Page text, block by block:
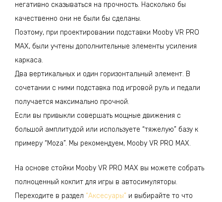
негативно сказываться на прочность. Насколько бы
качественно они не были бы сделаны.
Поэтому, при проектировании подставки Mooby VR PRO
MAX, были учтены дополнительные элементы усиления
каркаса.
Два вертикальных и один горизонтальный элемент. В
сочетании с ними подставка под игровой руль и педали
получается максимально прочной.
Если вы привыкли совершать мощные движения с
большой амплитудой или используете “тяжелую” базу к
примеру “Moza”. Мы рекомендуем, Mooby VR PRO MAX.
На основе стойки Mooby VR PRO MAX вы можете собрать
полноценный кокпит для игры в автосимуляторы.
Переходите в раздел “Аксесуары” и выбирайте то что